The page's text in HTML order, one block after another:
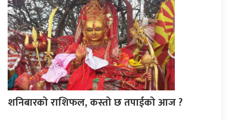
शनिबारको राशिफल, कस्तो छ तपाईको आज ?